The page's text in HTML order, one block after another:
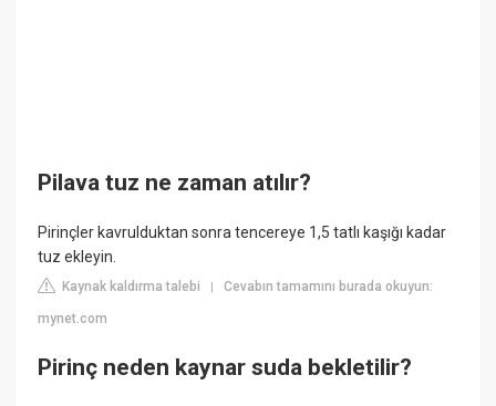
Pilava tuz ne zaman atılır?
Pirinçler kavrulduktan sonra tencereye 1,5 tatlı kaşığı kadar
tuz ekleyin.
Kaynak kaldırma talebi |Cevabın tamamını burada okuyun:
mynet.com
Pirinç neden kaynar suda bekletilir?